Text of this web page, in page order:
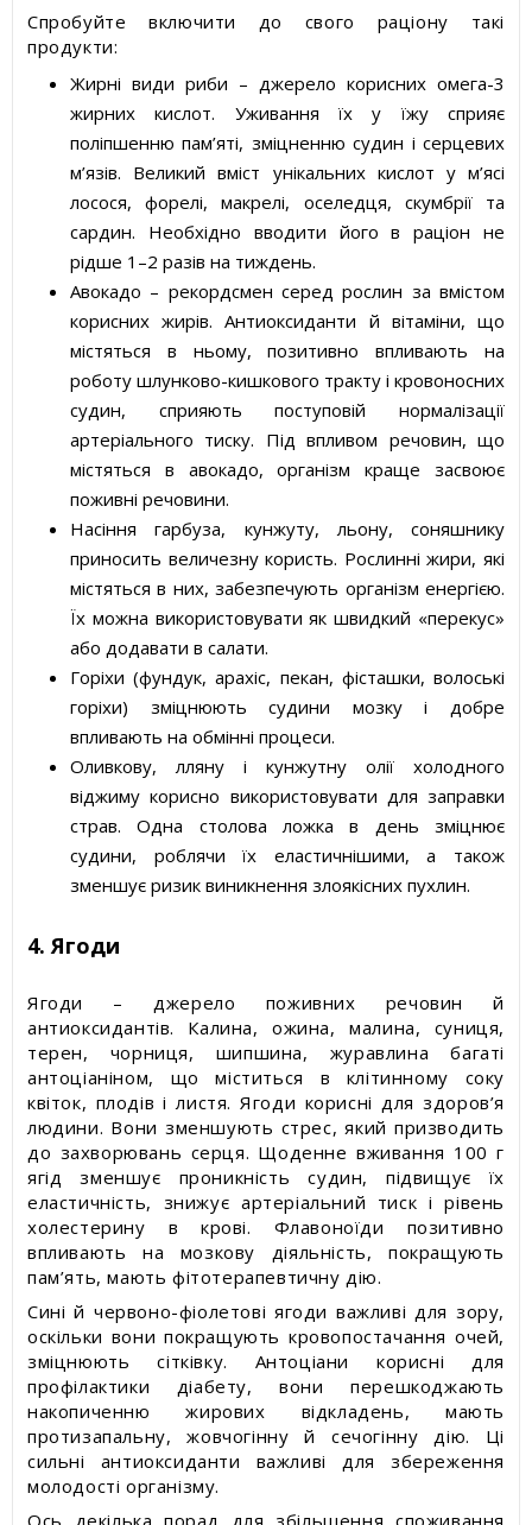
Спробуйте включити до свого раціону такі
продукти:
Жирні види риби – джерело корисних омега-3
жирних кислот. Уживання їх у їжу сприяє
поліпшенню пам’яті, зміцненню судин і серцевих
м’язів. Великий вміст унікальних кислот у м’ясі
лосося, форелі, макрелі, оселедця, скумбрії та
сардин. Необхідно вводити його в раціон не
рідше 1–2 разів на тиждень.
Авокадо – рекордсмен серед рослин за вмістом
корисних жирів. Антиоксиданти й вітаміни, що
містяться в ньому, позитивно впливають на
роботу шлунково-кишкового тракту і кровоносних
судин, сприяють поступовій нормалізації
артеріального тиску. Під впливом речовин, що
містяться в авокадо, організм краще засвоює
поживні речовини.
Насіння гарбуза, кунжуту, льону, соняшнику
приносить величезну користь. Рослинні жири, які
містяться в них, забезпечують організм енергією.
Їх можна використовувати як швидкий «перекус»
або додавати в салати.
Горіхи (фундук, арахіс, пекан, фісташки, волоські
горіхи) зміцнюють судини мозку і добре
впливають на обмінні процеси.
Оливкову, лляну і кунжутну олії холодного
віджиму корисно використовувати для заправки
страв. Одна столова ложка в день зміцнює
судини, роблячи їх еластичнішими, а також
зменшує ризик виникнення злоякісних пухлин.
4. Ягоди
Ягоди – джерело поживних речовин й
антиоксидантів. Калина, ожина, малина, суниця,
терен, чорниця, шипшина, журавлина багаті
антоціаніном, що міститься в клітинному соку
квіток, плодів і листя. Ягоди корисні для здоров’я
людини. Вони зменшують стрес, який призводить
до захворювань серця. Щоденне вживання 100 г
ягід зменшує проникність судин, підвищує їх
еластичність, знижує артеріальний тиск і рівень
холестерину в крові. Флавоноїди позитивно
впливають на мозкову діяльність, покращують
пам’ять, мають фітотерапевтичну дію.
Сині й червоно-фіолетові ягоди важливі для зору,
оскільки вони покращують кровопостачання очей,
зміцнюють сітківку. Антоціани корисні для
профілактики діабету, вони перешкоджають
накопиченню жирових відкладень, мають
протизапальну, жовчогінну й сечогінну дію. Ці
сильні антиоксиданти важливі для збереження
молодості організму.
Ось декілька порад для збільшення споживання